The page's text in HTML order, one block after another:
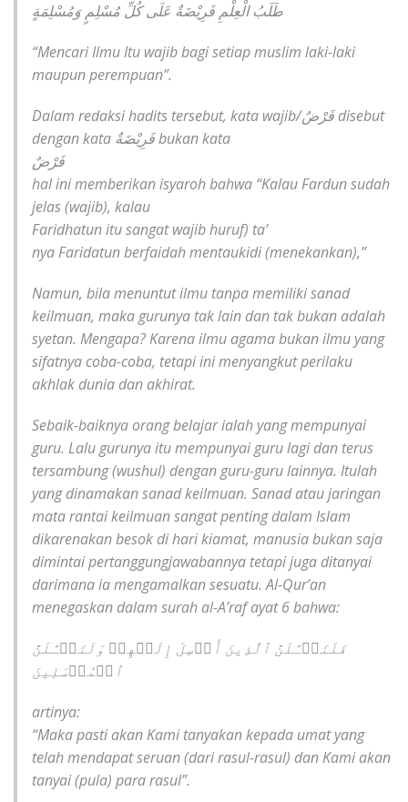
طَلَبُ الْعِلْمِ فَرِيْضَةٌ عَلَى كُلِّ مُسْلِمٍ وَمُسْلِمَةٍ
“Mencari Ilmu Itu wajib bagi setiap muslim laki-laki
maupun perempuan”.
Dalam redaksi hadits tersebut, kata wajib/فَرْضٌ disebut
dengan kata فَرِيْضَةٌ bukan kata
فَرْضٌ
hal ini memberikan isyaroh bahwa “Kalau Fardun sudah
jelas (wajib), kalau
Faridhatun itu sangat wajibhuruf) ta’
nya Faridatun berfaidah mentaukidi (menekankan),”
Namun, bila menuntut ilmu tanpa memiliki sanad
keilmuan, maka gurunya tak lain dan tak bukan adalah
syetan. Mengapa? Karena ilmu agama bukan ilmu yang
sifatnya coba-coba, tetapi ini menyangkut perilaku
akhlak dunia dan akhirat.
Sebaik-baiknya orang belajar ialah yang mempunyai
guru. Lalu gurunya itu mempunyai guru lagi dan terus
tersambung (wushul) dengan guru-guru lainnya. Itulah
yang dinamakan sanad keilmuan. Sanad atau jaringan
mata rantai keilmuan sangat penting dalam Islam
dikarenakan besok di hari kiamat, manusia bukan saja
dimintai pertanggungjawabannya tetapi juga ditanyai
darimana ia mengamalkan sesuatu. Al-Qur’an
menegaskan dalam surah al-A’raf ayat 6 bahwa:
فَلَنَسۡـَٔلَنَّ ٱلَّذِینَ أُرۡسِلَ إِلَیۡهِمۡ وَلَنَسۡـَٔلَنَّ
ٱلۡمُرۡسَلِینَ
artinya:
“Maka pasti akan Kami tanyakan kepada umat yang
telah mendapat seruan (dari rasul-rasul) dan Kami akan
tanyai (pula) para rasul”.